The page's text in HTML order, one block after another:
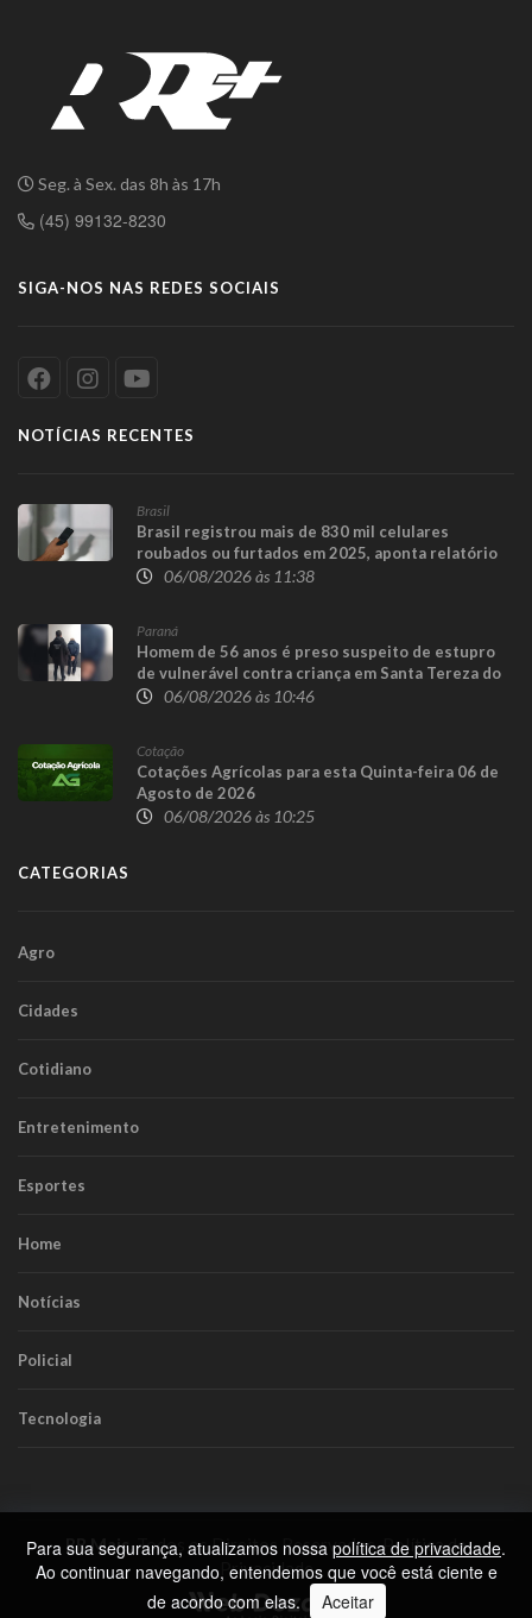
Seg. à Sex. das 8h às 17h
(45) 99132-8230
SIGA-NOS NAS REDES SOCIAIS
NOTÍCIAS RECENTES
Brasil
Brasil registrou mais de 830 mil celulares
roubados ou furtados em 2025, aponta relatório
06/08/2026 às 11:38
Paraná
Homem de 56 anos é preso suspeito de estupro
de vulnerável contra criança em Santa Tereza do
Oeste06/08/2026 às 10:46
Cotação
Cotações Agrícolas para esta Quinta-feira 06 de
Agosto de 2026
06/08/2026 às 10:25
CATEGORIAS
Agro
Cidades
Cotidiano
Entretenimento
Esportes
Home
Notícias
Policial
Tecnologia
RR Mais. Todos os Direitos Reservados.Política de
Privacidade
Para sua segurança, atualizamos nossa política de privacidade.
Ao continuar navegando, entendemos que você está ciente e
de acordo com elas. Aceitar